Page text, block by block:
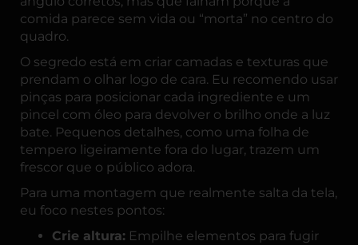
comida parece sem vida ou “morta” no centro do
quadro.
O segredo está em criar camadas e texturas que
prendam o olhar logo de cara. Eu recomendo usar
pinças para posicionar cada ingrediente e um
pincel com óleo para devolver o brilho onde a luz
bate. Pequenos detalhes, como uma folha de
tempero ligeiramente fora do lugar, trazem um
frescor que o público adora.
Para uma montagem que realmente salta da tela,
eu foco nestes pontos:
Crie altura: Empilhe elementos para fugir